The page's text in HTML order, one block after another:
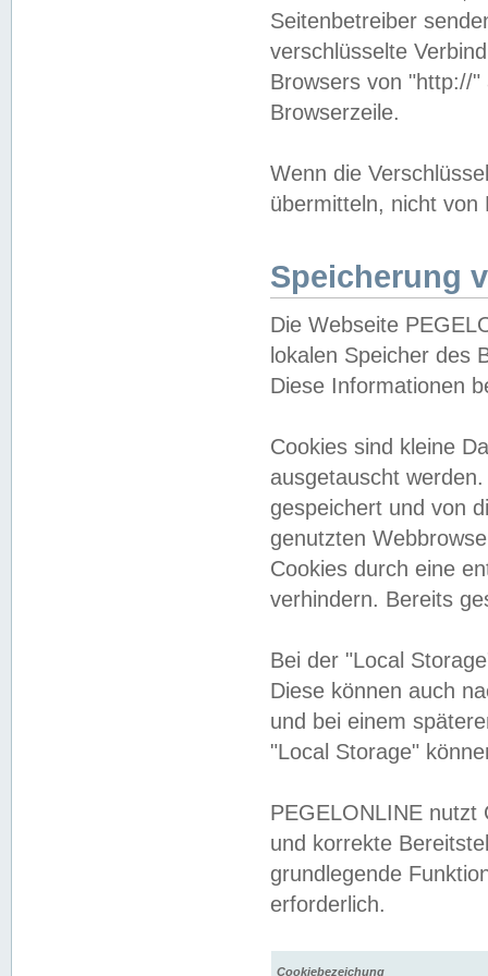
Seitenbetreiber
verschlüsselte
Browsers von "http://
Browserzeile.
Wenn die
übermitteln, nicht von
Speicherung
Die Webseite
lokalen Speicher des
Diese Informationen
Cookies sind kleine
ausgetauscht
gespeichert und von
genutzten
Cookies durch eine
verhindern. Bereits
Bei der "Local
Diese können auch
und bei einem
"Local Storage"
PEGELONLINE nutzt
und korrekte
grundlegende
erforderlich.
Cookiebezeichung